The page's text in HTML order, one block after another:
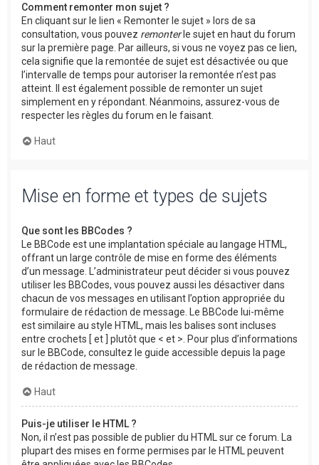
Comment remonter mon sujet ?
En cliquant sur le lien « Remonter le sujet » lors de sa
consultation, vous pouvez remonterle sujet en haut du forum
sur la première page. Par ailleurs, si vous ne voyez pas ce lien,
cela signifie que la remontée de sujet est désactivée ou que
l’intervalle de temps pour autoriser la remontée n’est pas
atteint. Il est également possible de remonter un sujet
simplement en y répondant. Néanmoins, assurez-vous de
respecter les règles du forum en le faisant.
Haut
Mise en forme et types de sujets
Que sont les BBCodes ?
Le BBCode est une implantation spéciale au langage HTML,
offrant un large contrôle de mise en forme des éléments
d’un message. L’administrateur peut décider si vous pouvez
utiliser les BBCodes, vous pouvez aussi les désactiver dans
chacun de vos messages en utilisant l’option appropriée du
formulaire de rédaction de message. Le BBCode lui-même
est similaire au style HTML, mais les balises sont incluses
entre crochets [ et ] plutôt que < et >. Pour plus d’informations
sur le BBCode, consultez le guide accessible depuis la page
de rédaction de message.
Haut
Puis-je utiliser le HTML ?
Non, il n’est pas possible de publier du HTML sur ce forum. La
plupart des mises en forme permises par le HTML peuvent